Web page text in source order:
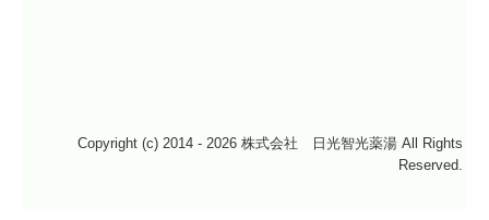
Copyright (c) 2014 - 2026 株式会社 日光智光薬湯 All Rights
Reserved.